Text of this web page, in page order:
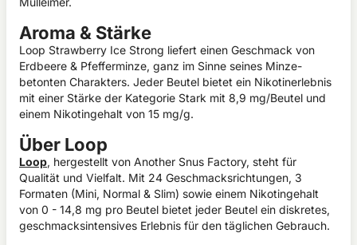
Aroma & Stärke
Loop Strawberry Ice Strong liefert einen Geschmack von
Erdbeere & Pfefferminze, ganz im Sinne seines Minze-
betonten Charakters. Jeder Beutel bietet ein Nikotinerlebnis
mit einer Stärke der Kategorie Stark mit 8,9 mg/Beutel und
einem Nikotingehalt von 15 mg/g.
Über Loop
Loop, hergestellt von Another Snus Factory, steht für
Qualität und Vielfalt. Mit 24 Geschmacksrichtungen, 3
Formaten (Mini, Normal & Slim) sowie einem Nikotingehalt
von 0 - 14,8 mg pro Beutel bietet jeder Beutel ein diskretes,
geschmacksintensives Erlebnis für den täglichen Gebrauch.